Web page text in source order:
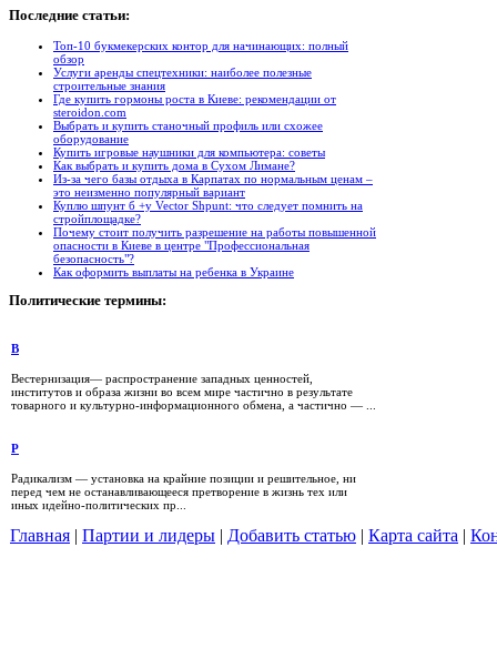
Последние статьи:
Топ-10 букмекерских контор для начинающих: полный
обзор
Услуги аренды спецтехники: наиболее полезные
строительные знания
Где купить гормоны роста в Киеве: рекомендации от
steroidon.com
Выбрать и купить станочный профиль или схожее
оборудование
Купить игровые наушники для компьютера: советы
Как выбрать и купить дома в Сухом Лимане?
Из-за чего базы отдыха в Карпатах по нормальным ценам –
это неизменно популярный вариант
Куплю шпунт б +у Vector Shpunt: что следует помнить на
стройплощадке?
Почему стоит получить разрешение на работы повышенной
опасности в Киеве в центре "Профессиональная
безопасность"?
Как оформить выплаты на ребенка в Украине
Политические термины:
В
Вестернизация— распространение западных ценностей,
институтов и образа жизни во всем мире частично в результате
товарного и культурно-информационного обмена, а частично — ...
Р
Радикализм — установка на крайние позиции и решительное, ни
перед чем не останавливающееся претворение в жизнь тех или
иных идейно-политических пр...
Главная | Партии и лидеры | Добавить статью | Карта сайта |